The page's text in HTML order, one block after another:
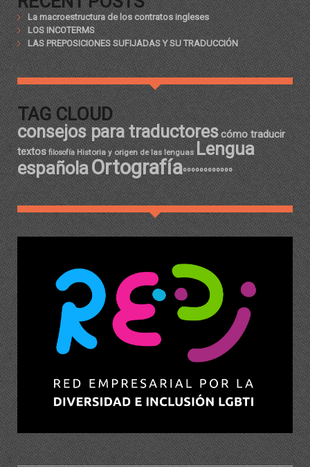
La macroestructura de los contratos ingleses
LOS INCOTERMS
LAS PREPOSICIONES SUFIJADAS Y SU TRADUCCIÓN
TAG CLOUD
consejos para traductorescómo traducir
textos filosofía Historia y origen de las lenguas Lengua
españolaOrtografíaºººººººººººº